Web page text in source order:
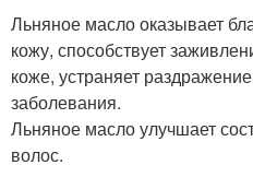
Льняное масло оказывает
кожу, способствует
коже, устраняет
заболевания.
Льняное масло улучшает
волос.